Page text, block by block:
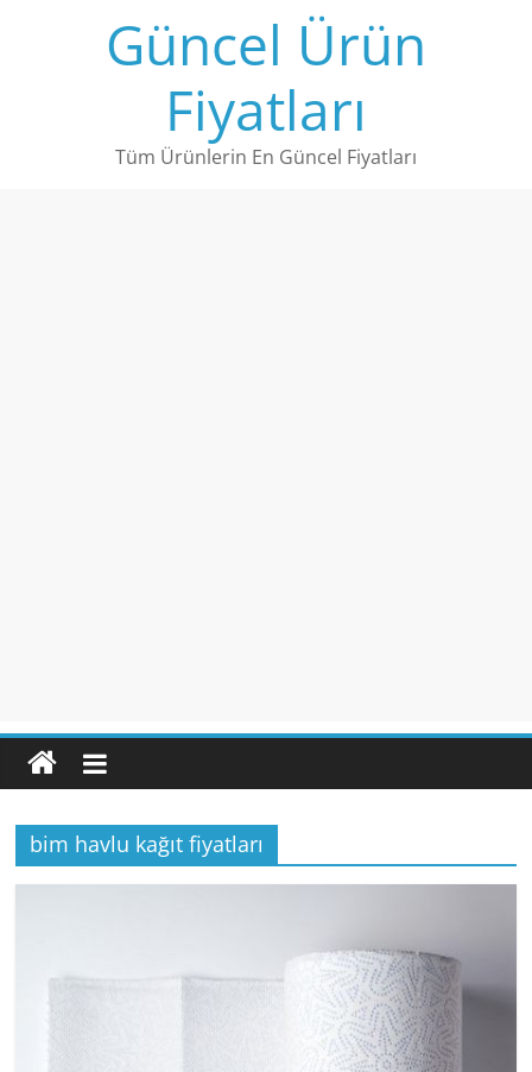
Güncel Ürün
Fiyatları
Tüm Ürünlerin En Güncel Fiyatları
bim havlu kağıt fiyatları